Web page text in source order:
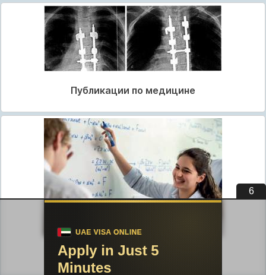
Публикации по медицине
Публикации по педагогике
5